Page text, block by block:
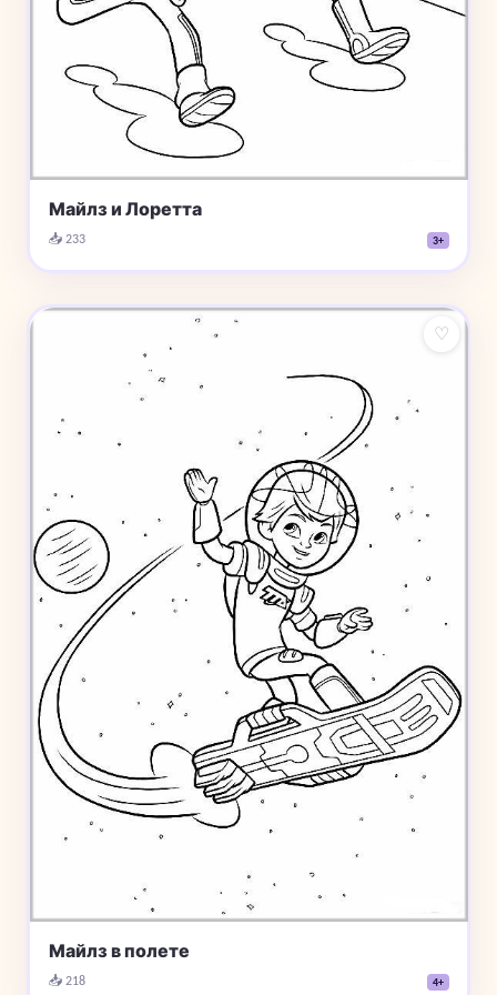
Майлз и Лоретта
📥 233 3+
♡
Майлз в полете
📥 218 4+